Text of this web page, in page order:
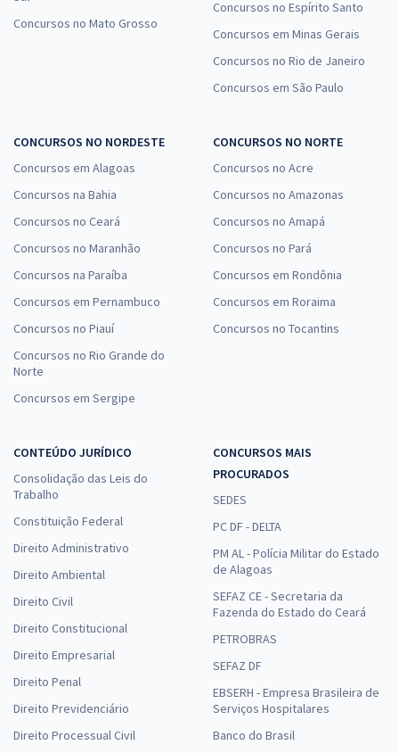
Concursos no Mato Grosso
Concursos no Espírito Santo
Concursos em Minas Gerais
Concursos no Rio de Janeiro
Concursos em São Paulo
CONCURSOS NO NORDESTE
Concursos em Alagoas
Concursos na Bahia
Concursos no Ceará
Concursos no Maranhão
Concursos na Paraíba
Concursos em Pernambuco
Concursos no Piauí
Concursos no Rio Grande do
Norte
Concursos em Sergipe
CONCURSOS NO NORTE
Concursos no Acre
Concursos no Amazonas
Concursos no Amapá
Concursos no Pará
Concursos em Rondônia
Concursos em Roraima
Concursos no Tocantins
CONTEÚDO JURÍDICO
Consolidação das Leis do
Trabalho
Constituição Federal
Direito Administrativo
Direito Ambiental
Direito Civil
Direito Constitucional
Direito Empresarial
Direito Penal
Direito Previdenciário
Direito Processual Civil
CONCURSOS MAIS
PROCURADOS
SEDES
PC DF - DELTA
PM AL - Polícia Militar do Estado
de Alagoas
SEFAZ CE - Secretaria da
Fazenda do Estado do Ceará
PETROBRAS
SEFAZ DF
EBSERH - Empresa Brasileira de
Serviços Hospitalares
Banco do Brasil